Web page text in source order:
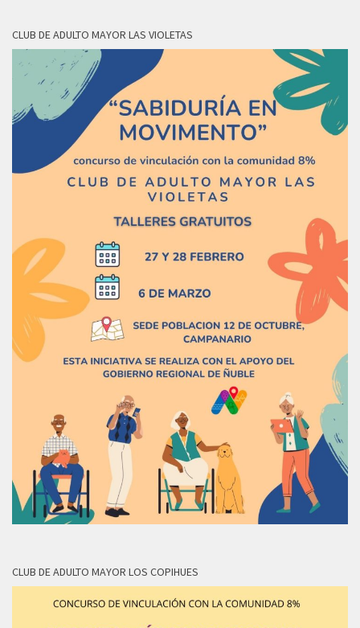
CLUB DE ADULTO MAYOR LAS VIOLETAS
CLUB DE ADULTO MAYOR LOS COPIHUES